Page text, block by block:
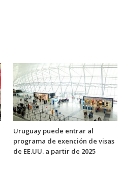
Uruguay puede entrar al
programa de exención de visas
de EE.UU. a partir de 2025